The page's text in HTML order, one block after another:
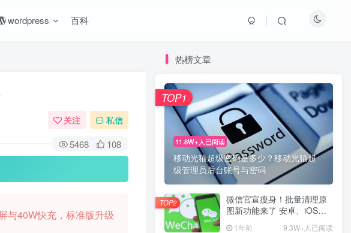
wordpress 百科
关注 私信
5468 108
与40W快充，标准版升级
热榜文章
11.8W+人已阅读
移动光猫超级密码是多少？移动光猫超
级管理员后台账号与密码
TOP1
微信官宣瘦身！批量清理原
图新功能来了 安卓、iOS均
1年前 9.3W+人已阅读
TOP2